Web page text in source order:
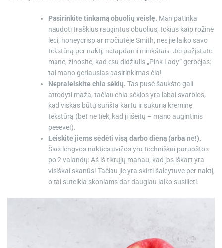
Pasirinkite tinkamą obuolių veislę. Man patinka
naudoti traškius raugintus obuolius, tokius kaip rožinė
ledi, honeycrisp ar močiutėje Smith, nes jie laiko savo
tekstūrą per naktį, netapdami minkštais. Jei pažįstate
mane, žinosite, kad esu didžiulis „Pink Lady“ gerbėjas:
tai mano geriausias pasirinkimas čia!
Nepraleiskite chia sėklų. Tas pusė šaukšto gali
atrodyti maža, tačiau chia sėklos yra labai svarbios,
kad viskas būtų surišta kartu ir sukuria kreminę
tekstūrą (bet ne tiek, kad ji išeitų – mano augintinis
peeeve!).
Leiskite jiems sėdėti visą darbo dieną (arba ne!).
Šios lengvos nakties avižos yra techniškai paruoštos
po 2 valandų: Aš iš tikrųjų manau, kad jos iškart yra
visiškai skanūs! Tačiau jie yra skirti šaldytuve per naktį,
o tai suteikia skoniams dar daugiau laiko susilieti.